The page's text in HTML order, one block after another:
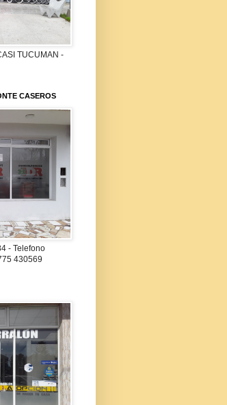
TUCUMAN -
CASEROS
- Telefono
430569